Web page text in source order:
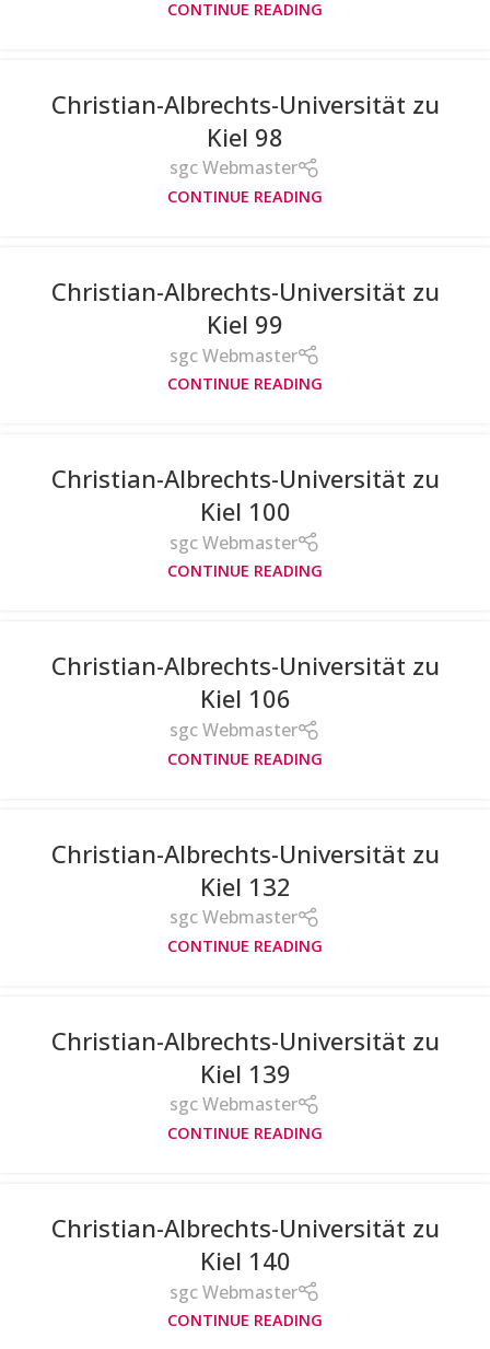
CONTINUE READING
Christian-Albrechts-Universität zu
Kiel 98
sgc Webmaster
CONTINUE READING
Christian-Albrechts-Universität zu
Kiel 99
sgc Webmaster
CONTINUE READING
Christian-Albrechts-Universität zu
Kiel 100
sgc Webmaster
CONTINUE READING
Christian-Albrechts-Universität zu
Kiel 106
sgc Webmaster
CONTINUE READING
Christian-Albrechts-Universität zu
Kiel 132
sgc Webmaster
CONTINUE READING
Christian-Albrechts-Universität zu
Kiel 139
sgc Webmaster
CONTINUE READING
Christian-Albrechts-Universität zu
Kiel 140
sgc Webmaster
CONTINUE READING